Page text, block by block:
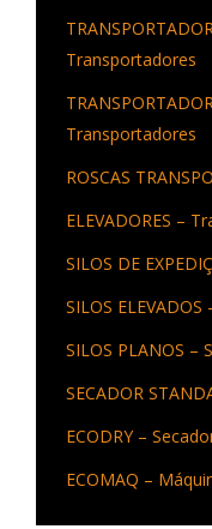
Transportadores
Transportadores
ROSCAS
ELEVADORES –
SILOS DE
SILOS
SILOS PLANOS –
SECADOR
ECODRY –
ECOMAQ –